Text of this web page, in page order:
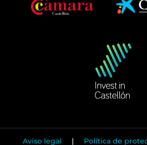
Aviso legal | Política de